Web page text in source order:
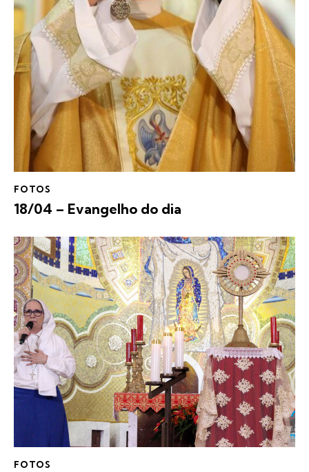
FOTOS
18/04 – Evangelho do dia
FOTOS